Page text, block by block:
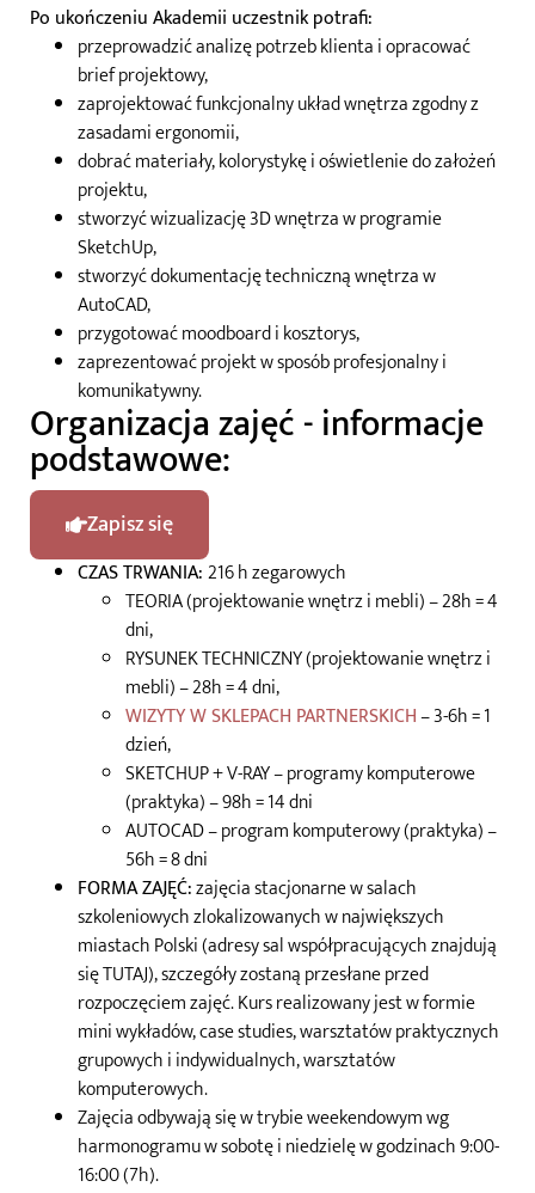
Po ukończeniu Akademii uczestnik potrafi:
przeprowadzić analizę potrzeb klienta i opracować
brief projektowy,
zaprojektować funkcjonalny układ wnętrza zgodny z
zasadami ergonomii,
dobrać materiały, kolorystykę i oświetlenie do założeń
projektu,
stworzyć wizualizację 3D wnętrza w programie
SketchUp,
stworzyć dokumentację techniczną wnętrza w
AutoCAD,
przygotować moodboard i kosztorys,
zaprezentować projekt w sposób profesjonalny i
komunikatywny.
Organizacja zajęć - informacje
podstawowe:
Zapisz się
CZAS TRWANIA:216 h zegarowych
TEORIA (projektowanie wnętrz i mebli) – 28h = 4
dni,
RYSUNEK TECHNICZNY (projektowanie wnętrz i
mebli) – 28h = 4 dni,
WIZYTY W SKLEPACH PARTNERSKICH– 3-6h = 1
dzień,
SKETCHUP + V-RAY – programy komputerowe
(praktyka) – 98h = 14 dni
AUTOCAD – program komputerowy (praktyka) –
56h = 8 dni
FORMA ZAJĘĆ:zajęcia stacjonarne w salach
szkoleniowych zlokalizowanych w największych
miastach Polski (adresy sal współpracujących znajdują
się TUTAJ), szczegóły zostaną przesłane przed
rozpoczęciem zajęć. Kurs realizowany jest w formie
mini wykładów, case studies, warsztatów praktycznych
grupowych i indywidualnych, warsztatów
komputerowych.
Zajęcia odbywają się w trybie weekendowym wg
harmonogramu w sobotę i niedzielę w godzinach 9:00-
16:00 (7h).